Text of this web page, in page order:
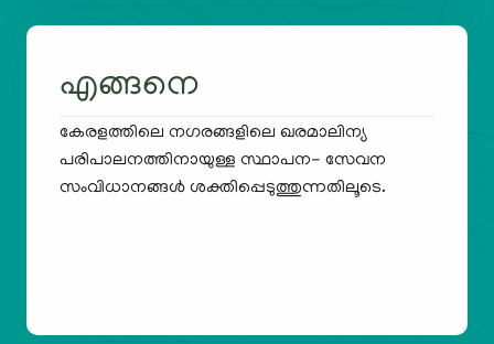
എങ്ങനെ
കേരളത്തിലെ നഗരങ്ങളിലെ ഖരമാലിന്യ
പരിപാലനത്തിനായുള്ള സ്ഥാപന- സേവന
സംവിധാനങ്ങൾ ശക്തിപ്പെടുത്തുന്നതിലൂടെ.